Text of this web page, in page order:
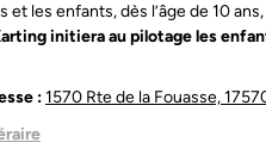
et les enfants, dès l’âge de 10
initiera au pilotage les
:1570 Rte de la Fouasse,